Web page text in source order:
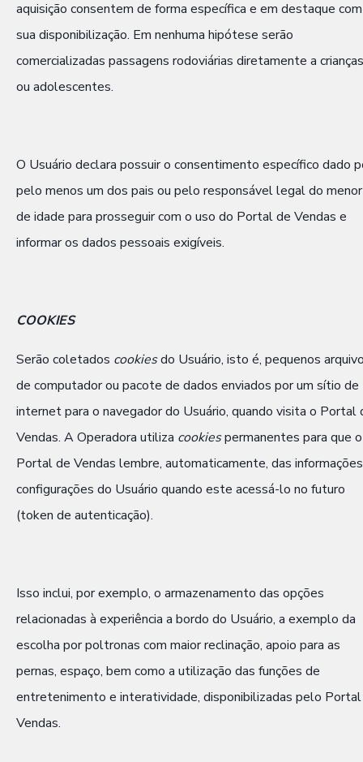
aquisição consentem de forma específica e em destaque
sua disponibilização. Em nenhuma hipótese serão
comercializadas passagens rodoviárias diretamente a crianças
ou adolescentes.
O Usuário declara possuir o consentimento específico dado
pelo menos um dos pais ou pelo responsável legal do menor
de idade para prosseguir com o uso do Portal de Vendas e
informar os dados pessoais exigíveis.
COOKIES
Serão coletados cookiesdo Usuário, isto é, pequenos
de computador ou pacote de dados enviados por um sítio de
internet para o navegador do Usuário, quando visita o Portal
Vendas. A Operadora utiliza cookiespermanentes para que o
Portal de Vendas lembre, automaticamente, das
configurações do Usuário quando este acessá-lo no futuro
(token de autenticação).
Isso inclui, por exemplo, o armazenamento das opções
relacionadas à experiência a bordo do Usuário, a exemplo da
escolha por poltronas com maior reclinação, apoio para as
pernas, espaço, bem como a utilização das funções de
entretenimento e interatividade, disponibilizadas pelo
Vendas.